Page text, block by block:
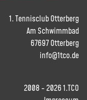
1. Tennisclub Otterberg
Am Schwimmbad
67697 Otterberg
info@1tco.de
2008 - 2026 1.TCO